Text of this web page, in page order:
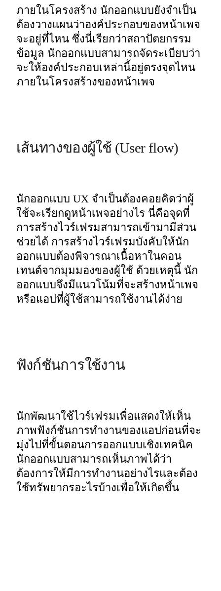
ภายในโครงสร้าง นักออกแบบยังจำเป็น
ต้องวางแผนว่าองค์ประกอบของหน้าเพจ
จะอยู่ที่ไหน ซึ่งนี่เรียกว่าสถาปัตยกรรม
ข้อมูล นักออกแบบสามารถจัดระเบียบว่า
จะให้องค์ประกอบเหล่านี้อยู่ตรงจุดไหน
ภายในโครงสร้างของหน้าเพจ
เส้นทางของผู้ใช้ (User flow)
นักออกแบบ UX จำเป็นต้องคอยคิดว่าผู้
ใช้จะเรียกดูหน้าเพจอย่างไร นี่คือจุดที่
การสร้างไวร์เฟรมสามารถเข้ามามีส่วน
ช่วยได้ การสร้างไวร์เฟรมบังคับให้นัก
ออกแบบต้องพิจารณาเนื้อหาในคอน
เทนต์จากมุมมองของผู้ใช้ ด้วยเหตุนี้ นัก
ออกแบบจึงมีแนวโน้มที่จะสร้างหน้าเพจ
หรือแอปที่ผู้ใช้สามารถใช้งานได้ง่าย
ฟังก์ชันการใช้งาน
นักพัฒนาใช้ไวร์เฟรมเพื่อแสดงให้เห็น
ภาพฟังก์ชันการทำงานของแอปก่อนที่จะ
มุ่งไปที่ขั้นตอนการออกแบบเชิงเทคนิค
นักออกแบบสามารถเห็นภาพได้ว่า
ต้องการให้มีการทำงานอย่างไรและต้อง
ใช้ทรัพยากรอะไรบ้างเพื่อให้เกิดขึ้น